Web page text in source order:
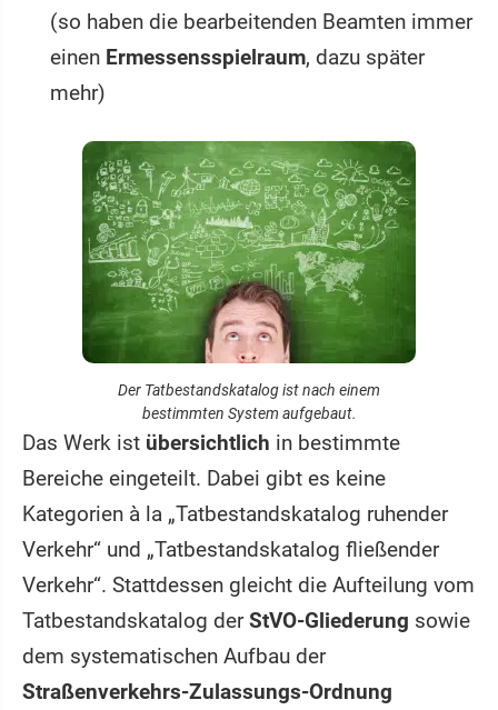
(so haben die bearbeitenden Beamten immer
einen Ermessensspielraum, dazu später
mehr)
Der Tatbestandskatalog ist nach einem
bestimmten System aufgebaut.
Das Werk ist übersichtlich in bestimmte
Bereiche eingeteilt. Dabei gibt es keine
Kategorien à la „Tatbestandskatalog ruhender
Verkehr“ und „Tatbestandskatalog fließender
Verkehr“. Stattdessen gleicht die Aufteilung vom
Tatbestandskatalog derStVO-Gliederung sowie
dem systematischen Aufbau der
Straßenverkehrs-Zulassungs-Ordnung